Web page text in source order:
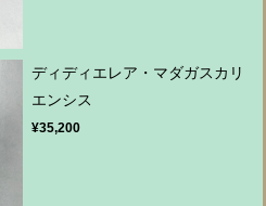
ディディエレア・マダガスカリ
エンシス
¥35,200